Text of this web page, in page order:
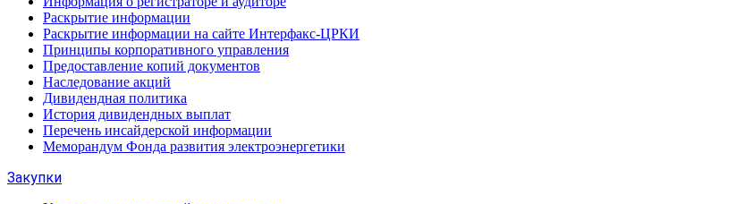
Раскрытие информации
Раскрытие информации на сайте Интерфакс-ЦРКИ
Принципы корпоративного управления
Предоставление копий документов
Наследование акций
Дивидендная политика
История дивидендных выплат
Перечень инсайдерской информации
Меморандум Фонда развития электроэнергетики
Закупки